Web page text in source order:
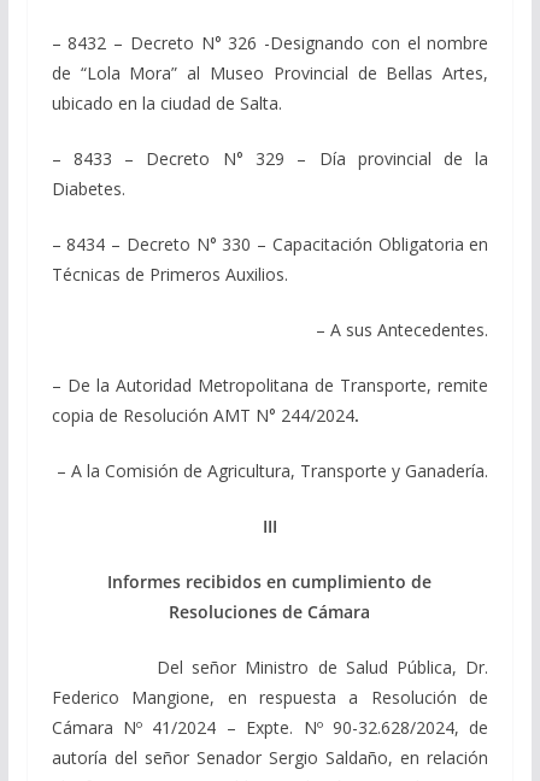
– 8432 – Decreto N° 326 -Designando con el nombre
de “Lola Mora” al Museo Provincial de Bellas Artes,
ubicado en la ciudad de Salta.
– 8433 – Decreto N° 329 – Día provincial de la
Diabetes.
– 8434 – Decreto N° 330 – Capacitación Obligatoria en
Técnicas de Primeros Auxilios.
– A sus Antecedentes.
– De la Autoridad Metropolitana de Transporte, remite
copia de Resolución AMT N° 244/2024.
– A la Comisión de Agricultura, Transporte y Ganadería.
III
Informes recibidos en cumplimiento de
Resoluciones de Cámara
Del señor Ministro de Salud Pública, Dr.
Federico Mangione, en respuesta a Resolución de
Cámara Nº 41/2024 – Expte. Nº 90-32.628/2024, de
autoría del señor Senador Sergio Saldaño, en relación